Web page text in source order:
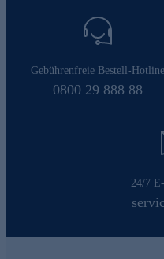
Gebührenfreie Bestell-Hotline
0800 29 888 88
24/7